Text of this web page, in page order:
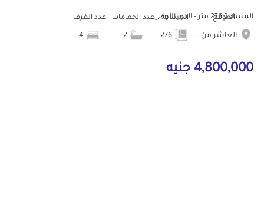
المساحة 276 متر - الدور الأرضى...
الموقع
العاشر من رمضان
المساحة عدد الحمامات عدد الغرف
4,800,000 جنيه